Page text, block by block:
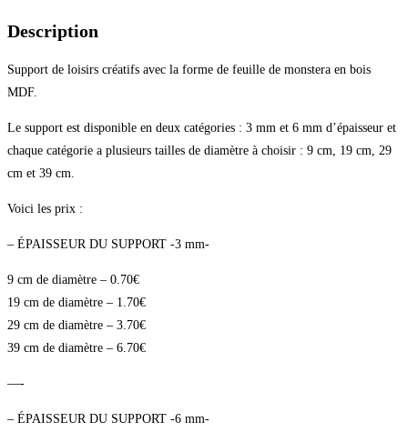
Description
Support de loisirs créatifs avec la forme de feuille de monstera en bois
MDF.
Le support est disponible en deux catégories : 3 mm et 6 mm d’épaisseur et
chaque catégorie a plusieurs tailles de diamètre à choisir : 9 cm, 19 cm, 29
cm et 39 cm.
Voici les prix :
– ÉPAISSEUR DU SUPPORT -3 mm-
9 cm de diamètre – 0.70€
19 cm de diamètre – 1.70€
29 cm de diamètre – 3.70€
39 cm de diamètre – 6.70€
—-
– ÉPAISSEUR DU SUPPORT -6 mm-